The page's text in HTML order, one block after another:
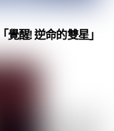
覺醒! 逆命的雙星」